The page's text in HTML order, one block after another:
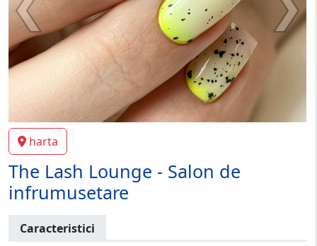
harta
The Lash Lounge - Salon de
infrumusetare
Caracteristici